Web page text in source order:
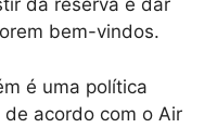
da reserva e dar
bem-vindos.
é uma política
acordo com o Air